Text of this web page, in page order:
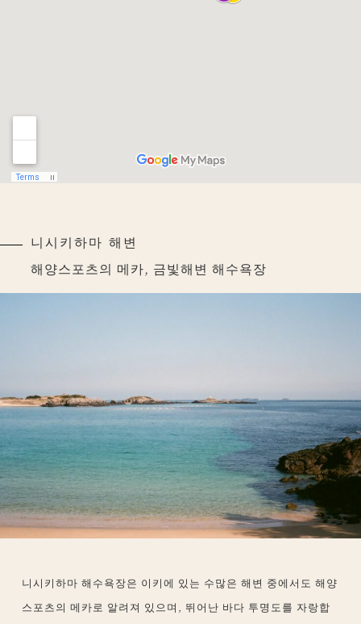
니시키하마 해변
해양스포츠의 메카, 금빛해변 해수욕장
니시키하마 해수욕장은 이키에 있는 수많은 해변 중에서도 해양
스포츠의 메카로 알려져 있으며, 뛰어난 바다 투명도를 자랑합